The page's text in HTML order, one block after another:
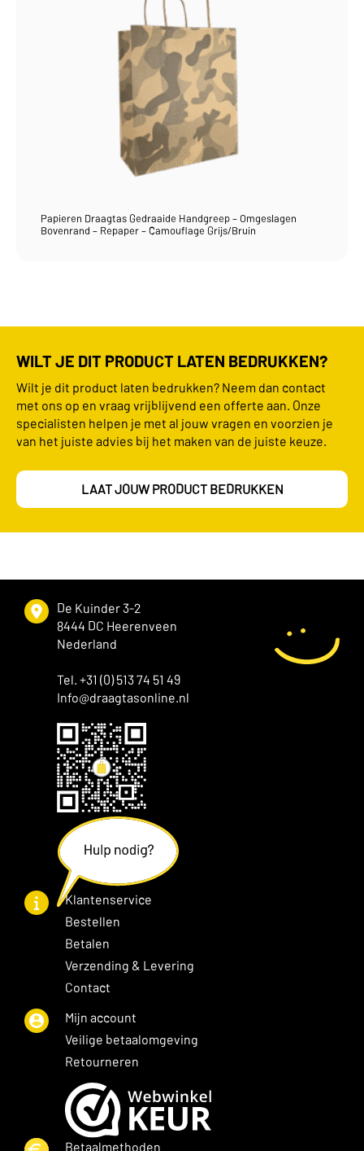
Papieren Draagtas Gedraaide Handgreep – Omgeslagen
Bovenrand – Repaper – Camouflage Grijs/Bruin
WILT JE DIT PRODUCT LATEN BEDRUKKEN?
Wilt je dit product laten bedrukken? Neem dan contact
met ons op en vraag vrijblijvend een offerte aan. Onze
specialisten helpen je met al jouw vragen en voorzien je
van het juiste advies bij het maken van de juiste keuze.
LAAT JOUW PRODUCT BEDRUKKEN
De Kuinder 3-2
8444 DC Heerenveen
Nederland
Tel. +31 (0) 513 74 51 49
Info@draagtasonline.nl
Klantenservice
Bestellen
Betalen
Verzending & Levering
Contact
Mijn account
Veilige betaalomgeving
Retourneren
Betaalmethoden